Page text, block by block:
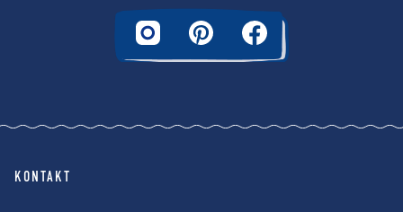
KONTAKT